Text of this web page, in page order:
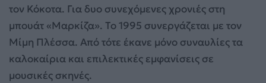
τον Κόκοτα. Για δυο συνεχόμενες χρονιές στη
μπουάτ «Μαρκίζα». Το 1995 συνεργάζεται με τον
Μίμη Πλέσσα. Από τότε έκανε μόνο συναυλίες τα
καλοκαίρια και επιλεκτικές εμφανίσεις σε
μουσικές σκηνές.